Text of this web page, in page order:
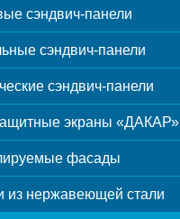
сэндвич-панели
сэндвич-панели
сэндвич-панели
экраны «ДАКАР»
фасады
из нержавеющей стали